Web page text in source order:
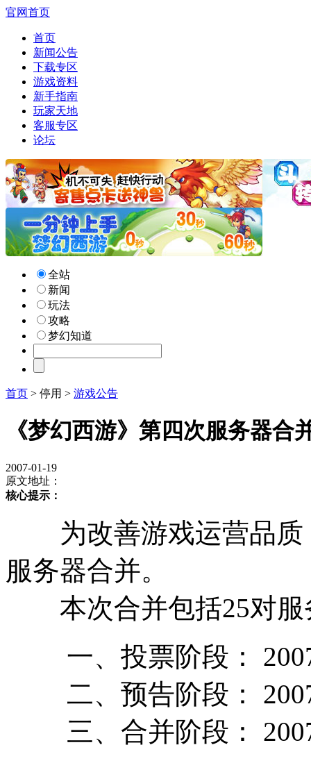
官网首页
首页
新闻公告
下载专区
游戏资料
新手指南
玩家天地
客服专区
论坛
全站
新闻
玩法
攻略
梦幻知道
首页 > 停用 > 游戏公告
《梦幻西游》第四次服务器合
2007-01-19
原文地址：
核心提示：
为改善游戏运营品质
服务器合并。
本次合并包括25对服
一、 投票阶段 ：
二、 预告阶段 ：
三、 合并阶段 ：